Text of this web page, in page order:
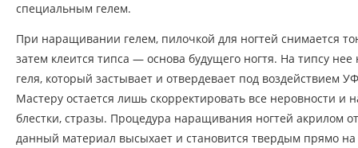
специальным гелем.
При наращивании гелем, пилочкой для ногтей снимается
затем клеится типса — основа будущего ногтя. На типсу нее
геля, который застывает и отвердевает под воздействием
Мастеру остается лишь скорректировать все неровности и
блестки, стразы. Процедура наращивания ногтей акрилом
данный материал высыхает и становится твердым прямо на